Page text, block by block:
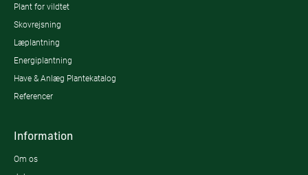
Plant for vildtet
Skovrejsning
Læplantning
Energiplantning
Have & Anlæg Plantekatalog
Referencer
Information
Om os